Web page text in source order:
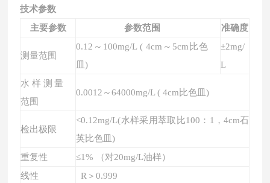
技术参数
主要参数
参数范围 准确度
测量范围
0.12 ～ 100mg/L ( 4cm～5cm比色
皿)
±2mg/
L
水样测量
范围
0.0012～64000mg/L ( 4cm比色皿)
检出极限
<0.12mg/L(水样采用萃取比100：1 ，4cm石
英比色皿)
重复性
≤1% （对20mg/L油样）
线性
R＞0.999